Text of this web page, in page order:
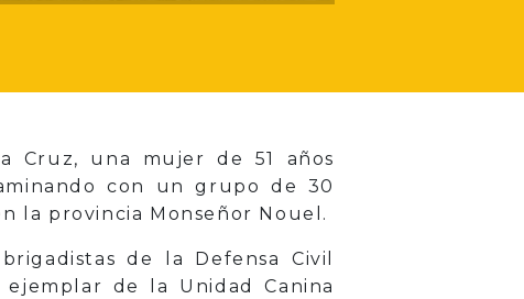
Cruz, una mujer de 51 años
con un grupo de 30
la provincia Monseñor Nouel.
de la Defensa Civil
de la Unidad Canina